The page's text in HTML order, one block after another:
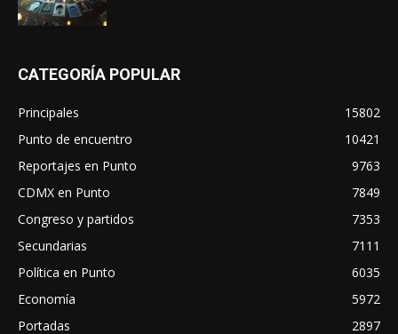
CATEGORÍA POPULAR
Principales
15802
Punto de encuentro
10421
Reportajes en Punto
9763
CDMX en Punto
7849
Congreso y partidos
7353
Secundarias
7111
Política en Punto
6035
Economía
5972
Portadas
2897